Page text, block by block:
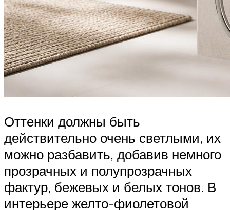
Оттенки должны быть
действительно очень светлыми, их
можно разбавить, добавив немного
прозрачных и полупрозрачных
фактур, бежевых и белых тонов. В
интерьере желто-фиолетовой